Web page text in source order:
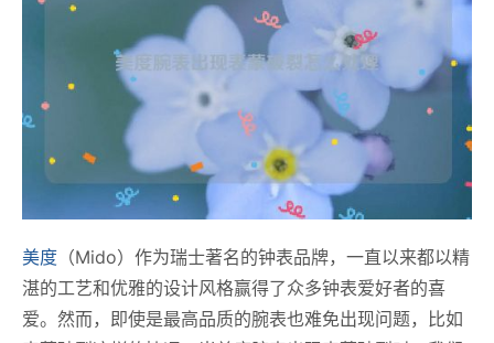
美度 （Mido）作为瑞士著名的钟表品牌，一直以来都以精
湛的工艺和优雅的设计风格赢得了众多钟表爱好者的喜
爱。然而，即使是最高品质的腕表也难免出现问题，比如